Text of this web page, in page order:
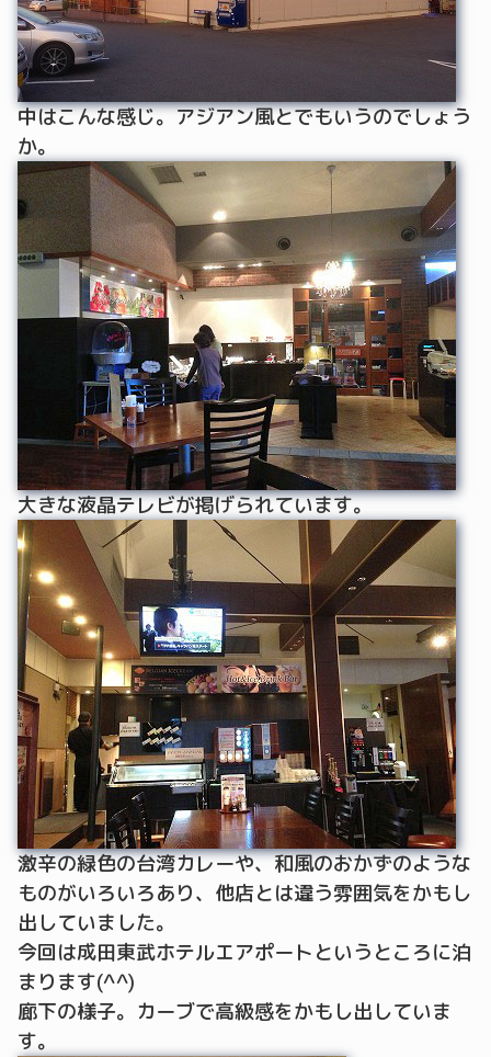
中はこんな感じ。アジアン風とでもいうのでしょう
か。
大きな液晶テレビが掲げられています。
激辛の緑色の台湾カレーや、和風のおかずのような
ものがいろいろあり、他店とは違う雰囲気をかもし
出していました。
今回は成田東武ホテルエアポートというところに泊
まります(^^)
廊下の様子。カーブで高級感をかもし出していま
す。